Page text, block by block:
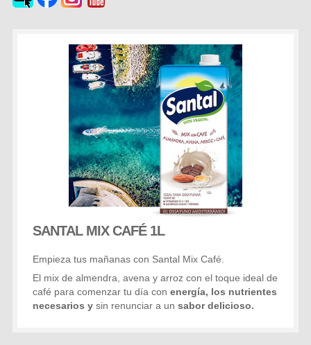
SANTAL MIX CAFÉ 1L
Empieza tus mañanas con Santal Mix Café.
El mix de almendra, avena y arroz con el toque ideal de
café para comenzar tu día con energía, los nutrientes
necesarios y sin renunciar a un sabor delicioso.